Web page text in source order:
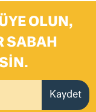
OLUN,
SABAH
Kaydet